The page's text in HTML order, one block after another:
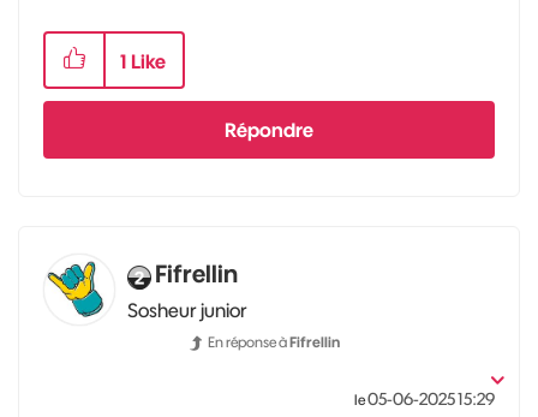
1 Like
Répondre
Fifrellin
Sosheur junior
En réponse àFifrellin
le‎05-06-202515:29